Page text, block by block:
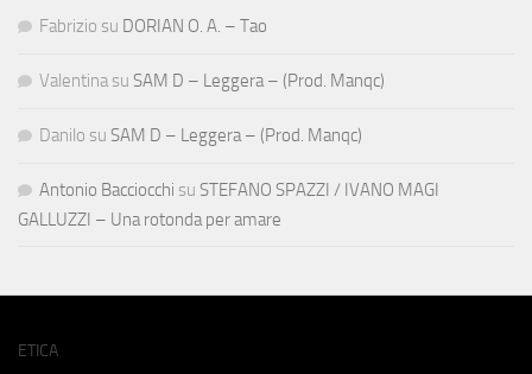
Fabrizio su DORIAN O. A. – Tao
Valentina su SAM D – Leggera – (Prod. Manqc)
Danilo su SAM D – Leggera – (Prod. Manqc)
Antonio Bacciocchi su STEFANO SPAZZI / IVANO MAGI
GALLUZZI – Una rotonda per amare
ETICA